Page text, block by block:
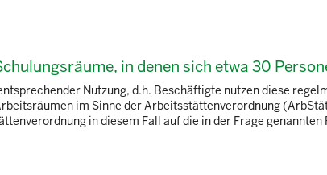
in denen sich etwa 30
Nutzung, d.h. Beschäftigte nutzen diese
im Sinne der Arbeitsstättenverordnung
in diesem Fall auf die in der Frage genannten